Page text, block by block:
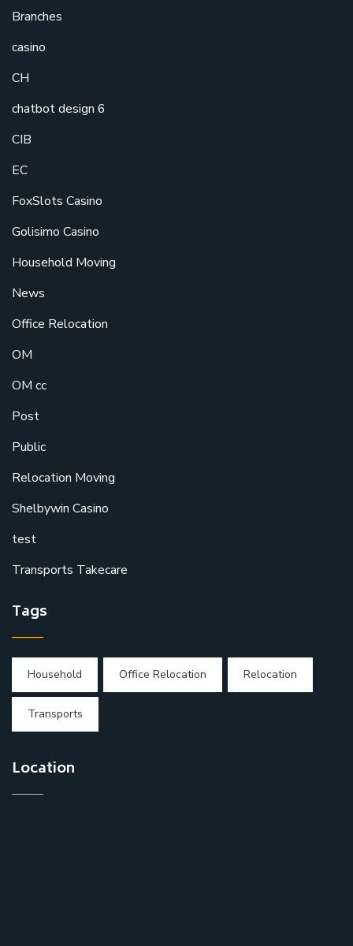
Branches
casino
CH
chatbot design 6
CIB
EC
FoxSlots Casino
Golisimo Casino
Household Moving
News
Office Relocation
OM
OM cc
Post
Public
Relocation Moving
Shelbywin Casino
test
Transports Takecare
Tags
Household Office Relocation Relocation
Transports
Location